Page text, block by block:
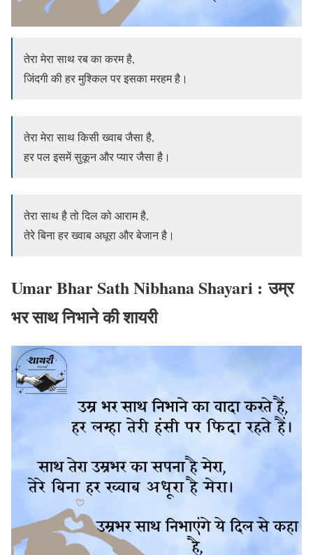
तेरा मेरा साथ रब का करम है,
जिंदगी की हर मुश्किल पर इसका मरहम है।
तेरा मेरा साथ किसी ख्वाब जैसा है,
हर पल इसमें सुकून और प्यार जैसा है।
तेरा साथ है तो दिल को आराम है,
तेरे बिना हर ख्वाब अधूरा और बेजान है।
Umar Bhar Sath Nibhana Shayari : उम्र
भर साथ निभाने की शायरी